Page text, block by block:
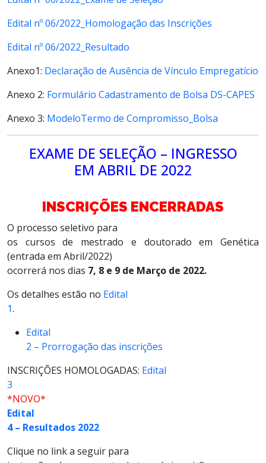
Edital nº 06/2022_Homologação das Inscrições
Edital nº 06/2022_Resultado
Anexo1: Declaração de Ausência de Vínculo Empregatício
Anexo 2: Formulário Cadastramento de Bolsa DS-CAPES
Anexo 3: ModeloTermo de Compromisso_Bolsa
EXAME DE SELEÇÃO – INGRESSO
EM ABRIL DE 2022
INSCRIÇÕES ENCERRADAS
O processo seletivo para
os cursos de mestrado e doutorado em Genética
(entrada em Abril/2022)
ocorrerá nos dias 7, 8 e 9 de Março de 2022.
Os detalhes estão no Edital
1.
Edital
2 – Prorrogação das inscrições
INSCRIÇÕES HOMOLOGADAS: Edital
3
*NOVO*
Edital
4 – Resultados 2022
Clique no link a seguir para